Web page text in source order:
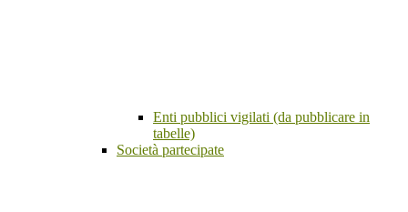
Enti pubblici vigilati (da pubblicare in
tabelle)
Società partecipate